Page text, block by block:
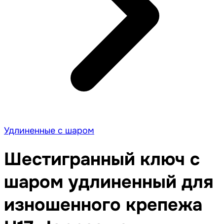
Удлиненные с шаром
Шестигранный ключ с
шаром удлиненный для
изношенного крепежа